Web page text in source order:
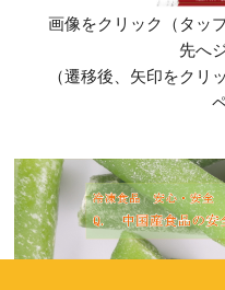
画像をクリック（タッ
先へ
（遷移後、矢印をク